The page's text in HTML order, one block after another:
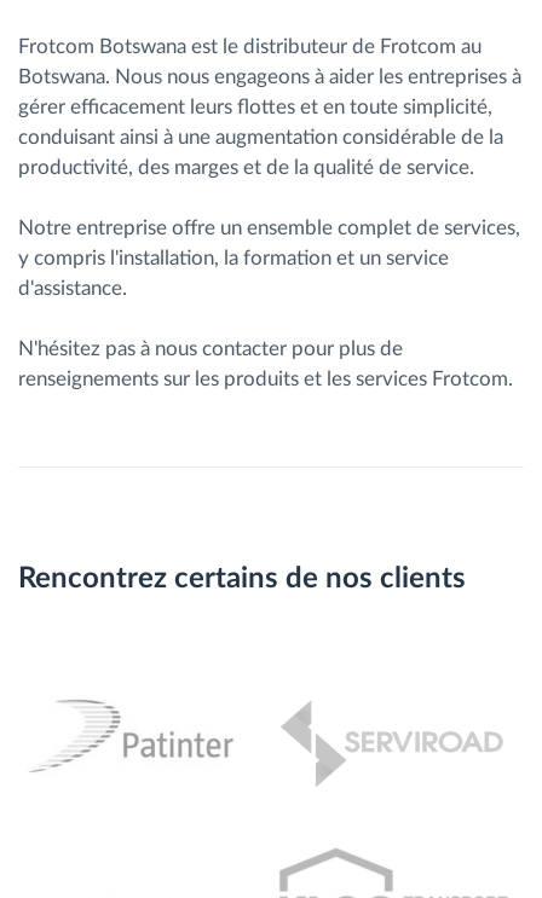
Calculatrice d’économies
Frotcom Botswana est le distributeur de Frotcom au
Botswana. Nous nous engageons à aider les entreprises à
gérer efficacement leurs flottes et en toute simplicité,
conduisant ainsi à une augmentation considérable de la
productivité, des marges et de la qualité de service.
Notre entreprise offre un ensemble complet de services,
y compris l'installation, la formation et un service
d'assistance.
N'hésitez pas à nous contacter pour plus de
renseignements sur les produits et les services Frotcom.
Rencontrez certains de nos clients